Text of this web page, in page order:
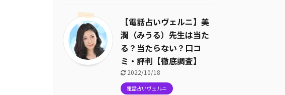
【電話占いヴェルニ】美
潤（みうる）先生は当た
る？当たらない？口コ
ミ・評判【徹底調査】
2022/10/18
電話占いヴェルニ